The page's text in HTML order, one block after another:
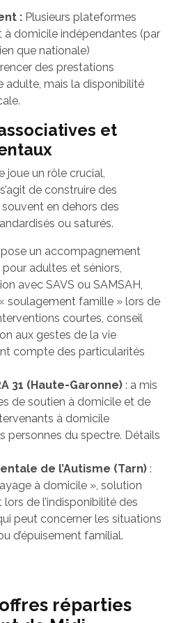
: Plusieurs plateformes
à domicile indépendantes (par
que nationale)
des prestations
adulte, mais la disponibilité
et
joue un rôle crucial,
de construire des
en dehors des
ou saturés.
un accompagnement
adultes et séniors,
avec SAVS ou SAMSAH,
soulagement famille » lors de
courtes, conseil
aux gestes de la vie
compte des particularités
31 (Haute-Garonne) : a mis
de soutien à domicile et de
à domicile
personnes du spectre. Détails
de l’Autisme (Tarn) :
à domicile », solution
de l’indisponibilité des
peut concerner les situations
d’épuisement familial.
réparties